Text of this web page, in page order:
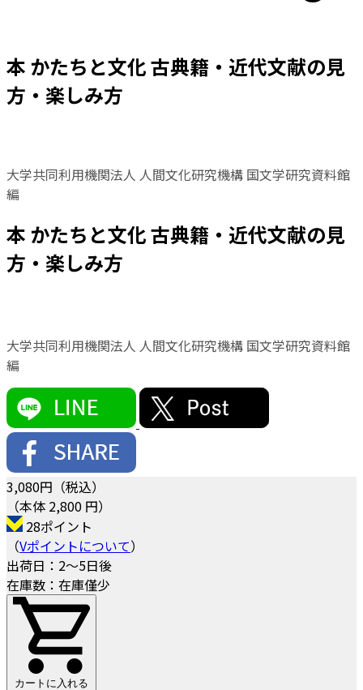
本 かたちと文化 古典籍・近代文献の見
方・楽しみ方
大学共同利用機関法人 人間文化研究機構 国文学研究資料館
編
本 かたちと文化 古典籍・近代文献の見
方・楽しみ方
大学共同利用機関法人 人間文化研究機構 国文学研究資料館
編
3,080円（税込）
（本体 2,800 円）
28ポイント
（Vポイントについて）
出荷日：2～5日後
在庫数：在庫僅少
カートに入れる